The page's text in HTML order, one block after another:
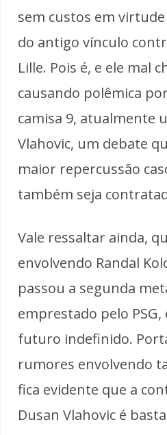
sem custos em
do antigo vínculo
Lille. Pois é, e ele mal
causando polêmica
camisa 9, atualmente
Vlahovic, um debate
maior repercussão
também seja
Vale ressaltar ainda,
envolvendo Randal
passou a segunda
emprestado pelo PSG,
futuro indefinido.
rumores envolvendo
fica evidente que a
Dusan Vlahovic é